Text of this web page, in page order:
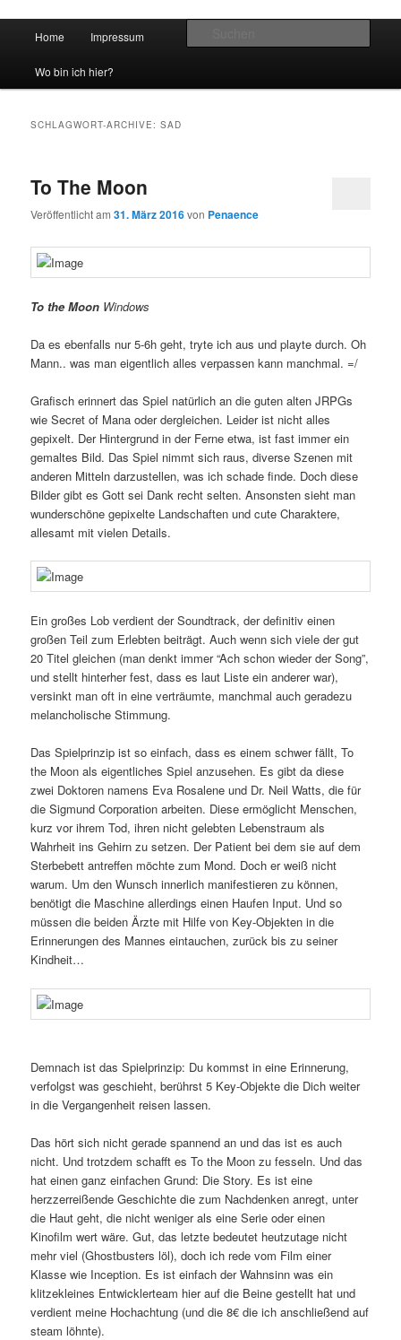
vidgames.de
Zum Inhalt wechseln
Zum sekundären Inhalt wechseln
Home Impressum
Wo bin ich hier?
SCHLAGWORT-ARCHIVE:SAD
To The Moon
Veröffentlicht am31. März 2016von Penaence
To the Moon Windows
Da es ebenfalls nur 5-6h geht, tryte ich aus und playte durch. Oh
Mann.. was man eigentlich alles verpassen kann manchmal. =/
Grafisch erinnert das Spiel natürlich an die guten alten JRPGs
wie Secret of Mana oder dergleichen. Leider ist nicht alles
gepixelt. Der Hintergrund in der Ferne etwa, ist fast immer ein
gemaltes Bild. Das Spiel nimmt sich raus, diverse Szenen mit
anderen Mitteln darzustellen, was ich schade finde. Doch diese
Bilder gibt es Gott sei Dank recht selten. Ansonsten sieht man
wunderschöne gepixelte Landschaften und cute Charaktere,
allesamt mit vielen Details.
Ein großes Lob verdient der Soundtrack, der definitiv einen
großen Teil zum Erlebten beiträgt. Auch wenn sich viele der gut
20 Titel gleichen (man denkt immer “Ach schon wieder der Song”,
und stellt hinterher fest, dass es laut Liste ein anderer war),
versinkt man oft in eine verträumte, manchmal auch geradezu
melancholische Stimmung.
Das Spielprinzip ist so einfach, dass es einem schwer fällt, To
the Moon als eigentliches Spiel anzusehen. Es gibt da diese
zwei Doktoren namens Eva Rosalene und Dr. Neil Watts, die für
die Sigmund Corporation arbeiten. Diese ermöglicht Menschen,
kurz vor ihrem Tod, ihren nicht gelebten Lebenstraum als
Wahrheit ins Gehirn zu setzen. Der Patient bei dem sie auf dem
Sterbebett antreffen möchte zum Mond. Doch er weiß nicht
warum. Um den Wunsch innerlich manifestieren zu können,
benötigt die Maschine allerdings einen Haufen Input. Und so
müssen die beiden Ärzte mit Hilfe von Key-Objekten in die
Erinnerungen des Mannes eintauchen, zurück bis zu seiner
Kindheit…
Demnach ist das Spielprinzip: Du kommst in eine Erinnerung,
verfolgst was geschieht, berührst 5 Key-Objekte die Dich weiter
in die Vergangenheit reisen lassen.
Das hört sich nicht gerade spannend an und das ist es auch
nicht. Und trotzdem schafft es To the Moon zu fesseln. Und das
hat einen ganz einfachen Grund: Die Story. Es ist eine
herzzerreißende Geschichte die zum Nachdenken anregt, unter
die Haut geht, die nicht weniger als eine Serie oder einen
Kinofilm wert wäre. Gut, das letzte bedeutet heutzutage nicht
mehr viel (Ghostbusters löl), doch ich rede vom Film einer
Klasse wie Inception. Es ist einfach der Wahnsinn was ein
klitzekleines Entwicklerteam hier auf die Beine gestellt hat und
verdient meine Hochachtung (und die 8€ die ich anschließend auf
steam löhnte).